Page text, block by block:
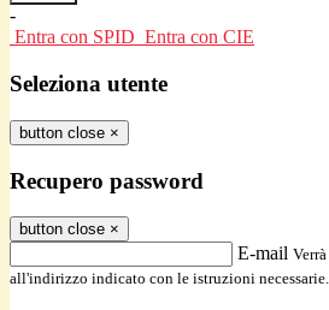
-
Entra con SPID Entra con CIE
Seleziona utente
button close ×
Recupero password
button close ×
E-mail
all'indirizzo indicato con le istruzioni necessarie.